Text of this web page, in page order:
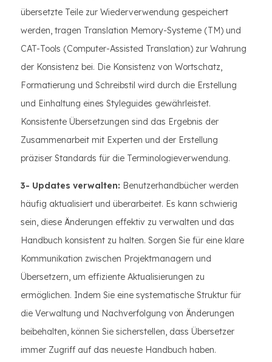
übersetzte Teile zur Wiederverwendung gespeichert
werden, tragen Translation Memory-Systeme (TM) und
CAT-Tools (Computer-Assisted Translation) zur Wahrung
der Konsistenz bei. Die Konsistenz von Wortschatz,
Formatierung und Schreibstil wird durch die Erstellung
und Einhaltung eines Styleguides gewährleistet.
Konsistente Übersetzungen sind das Ergebnis der
Zusammenarbeit mit Experten und der Erstellung
präziser Standards für die Terminologieverwendung.
3- Updates verwalten: Benutzerhandbücher werden
häufig aktualisiert und überarbeitet. Es kann schwierig
sein, diese Änderungen effektiv zu verwalten und das
Handbuch konsistent zu halten. Sorgen Sie für eine klare
Kommunikation zwischen Projektmanagern und
Übersetzern, um effiziente Aktualisierungen zu
ermöglichen. Indem Sie eine systematische Struktur für
die Verwaltung und Nachverfolgung von Änderungen
beibehalten, können Sie sicherstellen, dass Übersetzer
immer Zugriff auf das neueste Handbuch haben.